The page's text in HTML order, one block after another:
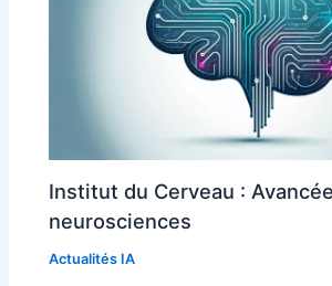
Institut du Cerveau :
neurosciences
Actualités IA